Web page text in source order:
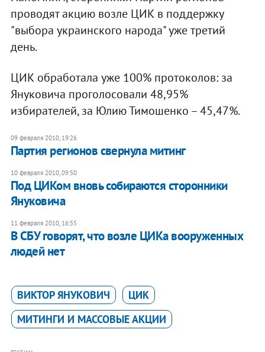
проводят акцию возле ЦИК в поддержку
"выбора украинского народа" уже третий
день.
ЦИК обработала уже 100% протоколов: за
Януковича проголосовали 48,95%
избирателей, за Юлию Тимошенко – 45,47%.
09 февраля 2010, 19:26
Партия регионов свернула митинг
10 февраля 2010, 09:50
Под ЦИКом вновь собираются сторонники
Януковича
11 февраля 2010, 16:55
В СБУ говорят, что возле ЦИКа вооруженных
людей нет
ВИКТОР ЯНУКОВИЧ
ЦИК
МИТИНГИ И МАССОВЫЕ АКЦИИ